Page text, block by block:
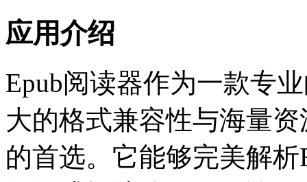
应用介绍
Epub阅读器作为一款专
大的格式兼容性与海量
的首选。它能够完美解